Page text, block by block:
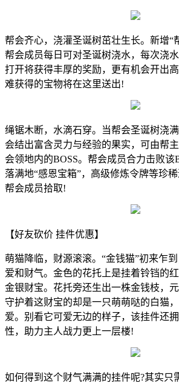
帮会齐心，浇灌圣诞树茁壮生长。新增“
帮会成员每日可对圣诞树浇水，每次浇水
打开将获得丰厚的奖励，更有机会开出
难获得的宝物将在这里送出!
绳锯木断，水滴石穿。当帮会圣诞树浇
会结出富含灵力与经验的果实，可由帮
会领地内的BOSS。帮会成员合力击败该
落满地“感恩宝箱”，高级修炼令牌等珍
帮会成员拾取!
【好友砍价 挂件优惠】
萌猫降临，财源滚滚。“金钱猫”初来乍
爱和财气。金色的花托上是挂着铃铛的
金银财宝。花托旁还生出一株金钱枝，
守护着这财宝的却是一只萌萌哒的白猫
爱。别看它可爱无边的样子，该挂件还
性，助力主人战力更上一层楼!
如何得到这个财气满满的挂件呢?其实只